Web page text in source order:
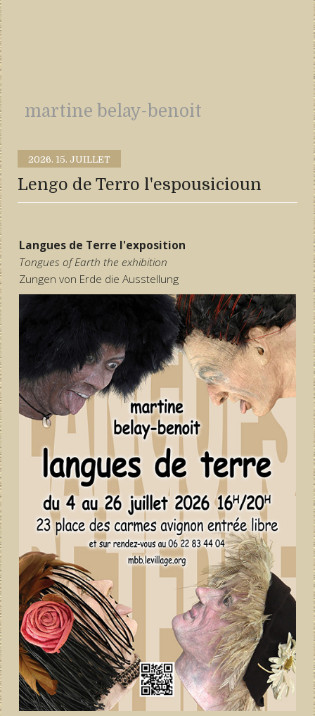
martine belay-benoit
2026. 15. JUILLET
Lengo de Terro l'espousicioun
Langues de Terre l'exposition
Tongues of Earth the exhibition
Zungen von Erde die Ausstellung